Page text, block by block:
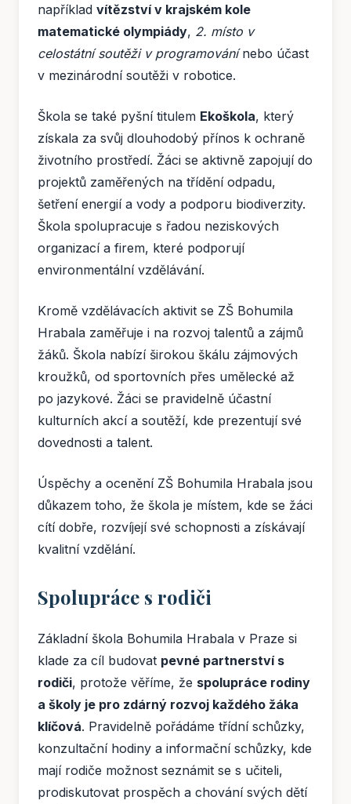
například vítězství v krajském kole
matematické olympiády, 2. místo v
celostátní soutěži v programovánínebo účast
v mezinárodní soutěži v robotice.
Škola se také pyšní titulem Ekoškola, který
získala za svůj dlouhodobý přínos k ochraně
životního prostředí. Žáci se aktivně zapojují do
projektů zaměřených na třídění odpadu,
šetření energií a vody a podporu biodiverzity.
Škola spolupracuje s řadou neziskových
organizací a firem, které podporují
environmentální vzdělávání.
Kromě vzdělávacích aktivit se ZŠ Bohumila
Hrabala zaměřuje i na rozvoj talentů a zájmů
žáků. Škola nabízí širokou škálu zájmových
kroužků, od sportovních přes umělecké až
po jazykové. Žáci se pravidelně účastní
kulturních akcí a soutěží, kde prezentují své
dovednosti a talent.
Úspěchy a ocenění ZŠ Bohumila Hrabala jsou
důkazem toho, že škola je místem, kde se žáci
cítí dobře, rozvíjejí své schopnosti a získávají
kvalitní vzdělání.
Spolupráce s rodiči
Základní škola Bohumila Hrabala v Praze si
klade za cíl budovat pevné partnerství s
rodiči, protože věříme, že spolupráce rodiny
a školy je pro zdárný rozvoj každého žáka
klíčová. Pravidelně pořádáme třídní schůzky,
konzultační hodiny a informační schůzky, kde
mají rodiče možnost seznámit se s učiteli,
prodiskutovat prospěch a chování svých dětí